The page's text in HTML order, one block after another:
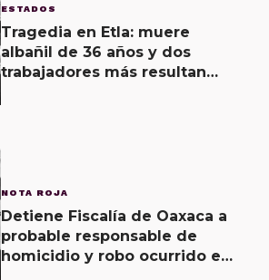
ESTADOS
Tragedia en Etla: muere
albañil de 36 años y dos
trabajadores más resultan
NOTA ROJA
Detiene Fiscalía de Oaxaca a
probable responsable de
homicidio y robo ocurrido en